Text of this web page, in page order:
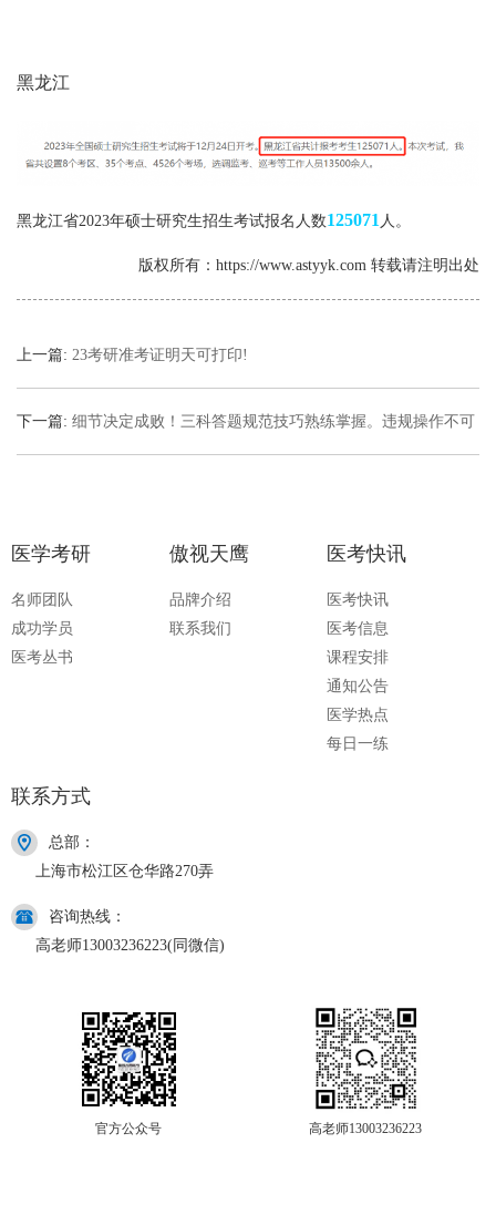
黑龙江
黑龙江省2023年硕士研究生招生考试报名人数125071 人。
版权所有：https://www.astyyk.com 转载请注明出处
上一篇: 23考研准考证明天可打印!
下一篇: 细节决定成败！三科答题规范技巧熟练掌握。违规操作不可
医学考研
名师团队
成功学员
医考丛书
傲视天鹰
品牌介绍
联系我们
医考快讯
医考快讯
医考信息
课程安排
通知公告
医学热点
每日一练
联系方式
总部：
上海市松江区仓华路270弄
咨询热线：
高老师13003236223(同微信)
官方公众号 高老师13003236223